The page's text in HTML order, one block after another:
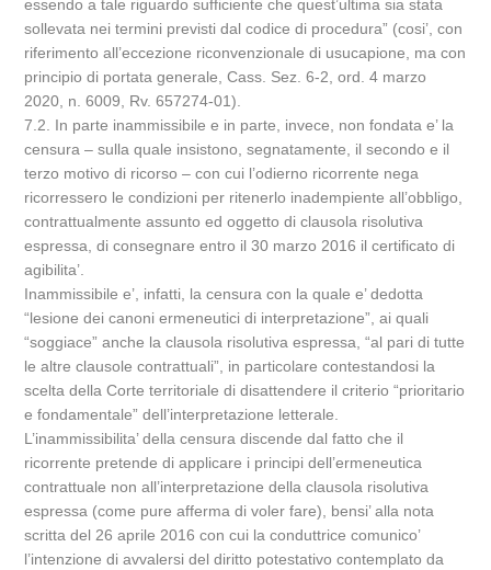
essendo a tale riguardo sufficiente che quest’ultima sia stata
sollevata nei termini previsti dal codice di procedura” (cosi’, con
riferimento all’eccezione riconvenzionale di usucapione, ma con
principio di portata generale, Cass. Sez. 6-2, ord. 4 marzo
2020, n. 6009, Rv. 657274-01).
7.2. In parte inammissibile e in parte, invece, non fondata e’ la
censura – sulla quale insistono, segnatamente, il secondo e il
terzo motivo di ricorso – con cui l’odierno ricorrente nega
ricorressero le condizioni per ritenerlo inadempiente all’obbligo,
contrattualmente assunto ed oggetto di clausola risolutiva
espressa, di consegnare entro il 30 marzo 2016 il certificato di
agibilita’.
Inammissibile e’, infatti, la censura con la quale e’ dedotta
“lesione dei canoni ermeneutici di interpretazione”, ai quali
“soggiace” anche la clausola risolutiva espressa, “al pari di tutte
le altre clausole contrattuali”, in particolare contestandosi la
scelta della Corte territoriale di disattendere il criterio “prioritario
e fondamentale” dell’interpretazione letterale.
L’inammissibilita’ della censura discende dal fatto che il
ricorrente pretende di applicare i principi dell’ermeneutica
contrattuale non all’interpretazione della clausola risolutiva
espressa (come pure afferma di voler fare), bensi’ alla nota
scritta del 26 aprile 2016 con cui la conduttrice comunico’
l’intenzione di avvalersi del diritto potestativo contemplato da